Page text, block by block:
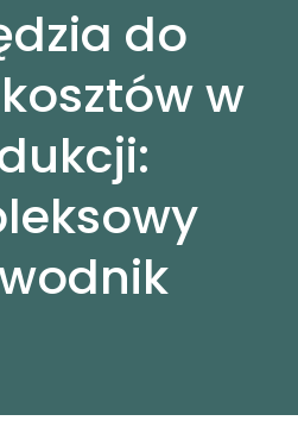
O nas
Referencje
Case Study
do
w